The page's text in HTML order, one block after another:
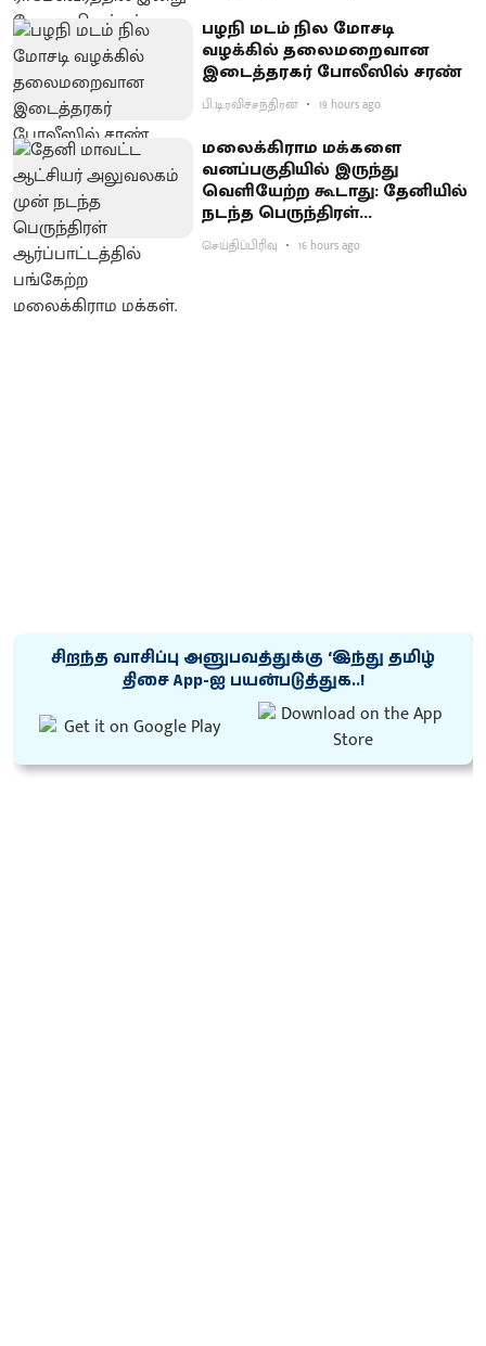
பழநி மடம் நில மோசடி
வழக்கில் தலைமறைவான
இடைத்தரகர் போலீஸில் சரண்
பி.டி.ரவிச்சந்திரன் 19 hours ago
மலைக்கிராம மக்களை
வனப்பகுதியில் இருந்து
வெளியேற்ற கூடாது: தேனியில்
நடந்த பெருந்திரள்
ஆர்ப்பாட்டத்தில் வலியுறுத்தல்
செய்திப்பிரிவு 16 hours ago
சிறந்த வாசிப்பு அனுபவத்துக்கு ‘இந்து தமிழ்
திசை App-ஐ பயன்படுத்துக..!